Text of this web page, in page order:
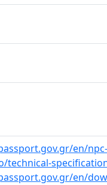
en/
technical-
en/